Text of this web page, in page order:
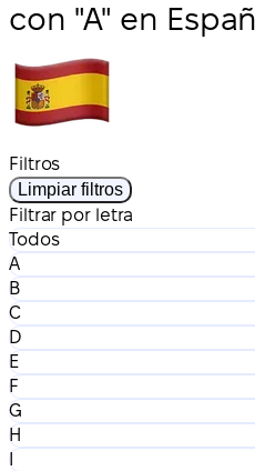
con "A" en
Filtros
Limpiar filtros
Filtrar por letra
Todos
A
B
C
D
E
F
G
H
I